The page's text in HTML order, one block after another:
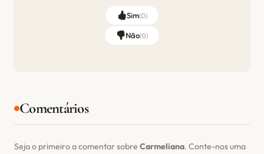
Sim(0)
Não(0)
Comentários
Seja o primeiro a comentar sobre Carmeliana. Conte-nos uma